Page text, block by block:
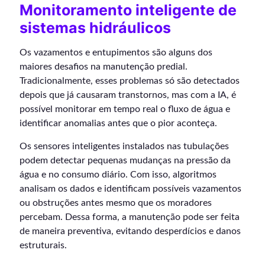
Monitoramento inteligente de
sistemas hidráulicos
Os vazamentos e entupimentos são alguns dos
maiores desafios na manutenção predial.
Tradicionalmente, esses problemas só são detectados
depois que já causaram transtornos, mas com a IA, é
possível monitorar em tempo real o fluxo de água e
identificar anomalias antes que o pior aconteça.
Os sensores inteligentes instalados nas tubulações
podem detectar pequenas mudanças na pressão da
água e no consumo diário. Com isso, algoritmos
analisam os dados e identificam possíveis vazamentos
ou obstruções antes mesmo que os moradores
percebam. Dessa forma, a manutenção pode ser feita
de maneira preventiva, evitando desperdícios e danos
estruturais.